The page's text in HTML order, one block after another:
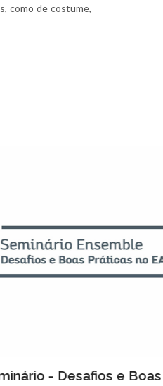
como de costume,
- Desafios e Boas